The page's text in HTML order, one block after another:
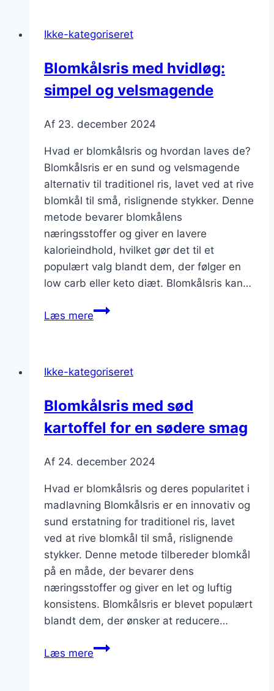
skaldyr
Ikke-kategoriseret
Blomkålsris med hvidløg:
simpel og velsmagende
Af 23. december 2024
Hvad er blomkålsris og hvordan laves de?
Blomkålsris er en sund og velsmagende
alternativ til traditionel ris, lavet ved at rive
blomkål til små, rislignende stykker. Denne
metode bevarer blomkålens
næringsstoffer og giver en lavere
kalorieindhold, hvilket gør det til et
populært valg blandt dem, der følger en
low carb eller keto diæt. Blomkålsris kan…
Læs mereBlomkålsris
og
Ikke-kategoriseret
Blomkålsris med sød
kartoffel for en sødere smag
Af 24. december 2024
Hvad er blomkålsris og deres popularitet i
madlavning Blomkålsris er en innovativ og
sund erstatning for traditionel ris, lavet
ved at rive blomkål til små, rislignende
stykker. Denne metode tilbereder blomkål
på en måde, der bevarer dens
næringsstoffer og giver en let og luftig
konsistens. Blomkålsris er blevet populært
blandt dem, der ønsker at reducere…
Læs mereBlomkålsris